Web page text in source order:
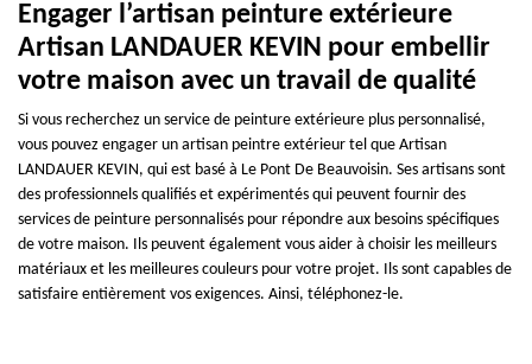
Engager l’artisan peinture extérieure
Artisan LANDAUER KEVIN pour embellir
votre maison avec un travail de qualité
Si vous recherchez un service de peinture extérieure plus personnalisé,
vous pouvez engager un artisan peintre extérieur tel que Artisan
LANDAUER KEVIN, qui est basé à Le Pont De Beauvoisin. Ses artisans sont
des professionnels qualifiés et expérimentés qui peuvent fournir des
services de peinture personnalisés pour répondre aux besoins spécifiques
de votre maison. Ils peuvent également vous aider à choisir les meilleurs
matériaux et les meilleures couleurs pour votre projet. Ils sont capables de
satisfaire entièrement vos exigences. Ainsi, téléphonez-le.